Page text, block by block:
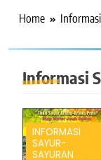
Home
Informasi
INFORMASI
SAYUR-
SAYURAN